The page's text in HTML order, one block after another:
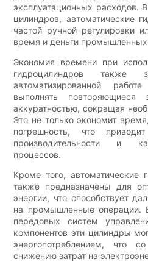
эксплуатационных расходов.
цилиндров, автоматические
частой ручной регулировки
время и деньги промышленных
Экономия времени при
гидроцилиндров также
автоматизированной
выполнять
аккуратностью, сокращая
Это не только экономит
погрешность, что
производительности и
процессов.
Кроме того, автоматические
также предназначены для
энергии, что способствует
на промышленные операции.
передовых систем
компонентов эти цилиндры
энергопотреблением, что
снижению затрат на